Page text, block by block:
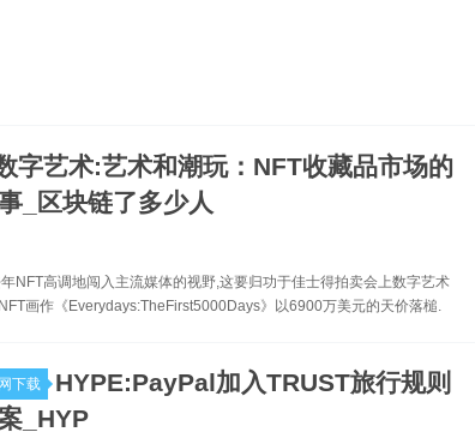
字艺术:艺术和潮玩：NFT收藏品市场的
_区块链了多少人
NFT高调地闯入主流媒体的视野,这要归功于佳士得拍卖会上数字艺术
画作《Everydays:TheFirst5000Days》以6900万美元的天价落槌.
下载
HYPE:PayPal加入TRUST旅行规则
_HYP